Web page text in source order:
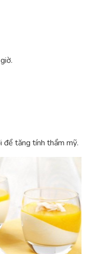
để tăng tính thẩm mỹ.